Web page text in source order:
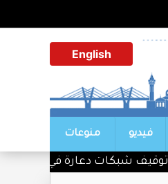
English
فيديو منوعات
شبكات دعارة في شارع